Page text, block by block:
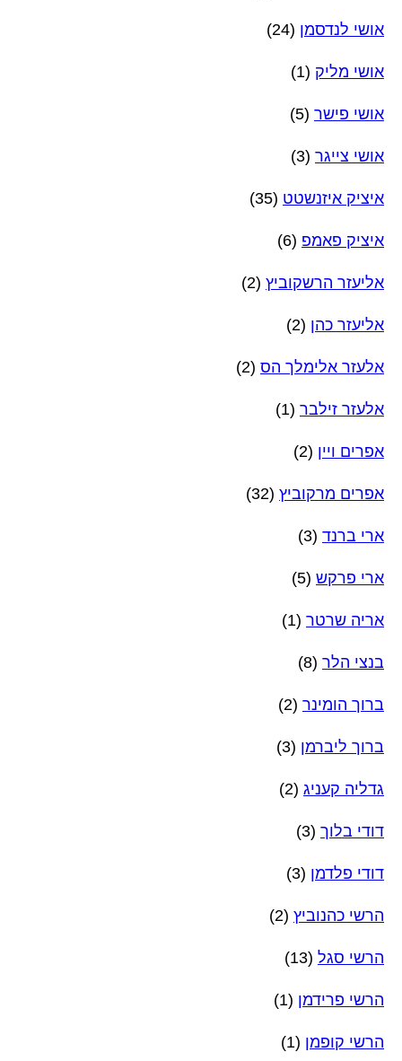
אושי לנדסמן (24)
אושי מליק (1)
אושי פישר (5)
אושי צייגר (3)
איציק איזנשטט (35)
איציק פאמפ (6)
אליעזר הרשקוביץ (2)
אליעזר כהן (2)
אלעזר אלימלך הס (2)
אלעזר זילבר (1)
אפרים ויין (2)
אפרים מרקוביץ (32)
ארי ברנד (3)
ארי פרקש (5)
אריה שרטר (1)
בנצי הלר (8)
ברוך הומינר (2)
ברוך ליברמן (3)
גדליה קעניג (2)
דודי בלוך (3)
דודי פלדמן (3)
הרשי כהנוביץ (2)
הרשי סגל (13)
הרשי פרידמן (1)
הרשי קופמן (1)